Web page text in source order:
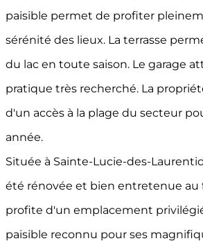
paisible permet de profiter
sérénité des lieux. La terrasse
du lac en toute saison. Le garage
pratique très recherché. La
d'un accès à la plage du secteur
année.
Située à Sainte-Lucie-des-
été rénovée et bien entretenue au
profite d'un emplacement
paisible reconnu pour ses